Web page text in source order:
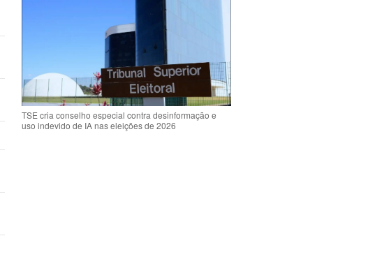
TSE cria conselho especial contra desinformação e
uso indevido de IA nas eleições de 2026